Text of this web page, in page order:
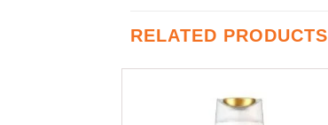
RELATED PRODUCTS